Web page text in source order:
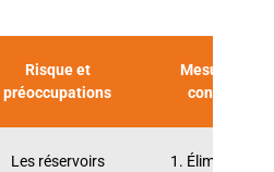
Risque et
préoccupations
Mesure de
contrôle
Les réservoirs
1. Élimination